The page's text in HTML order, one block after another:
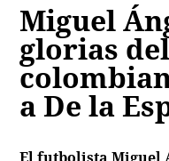
Miguel
glorias
a De la